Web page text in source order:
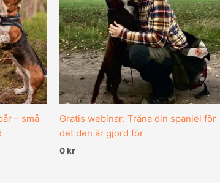
– små
Gratis webinar: Träna din spaniel för
det den är gjord för
0kr